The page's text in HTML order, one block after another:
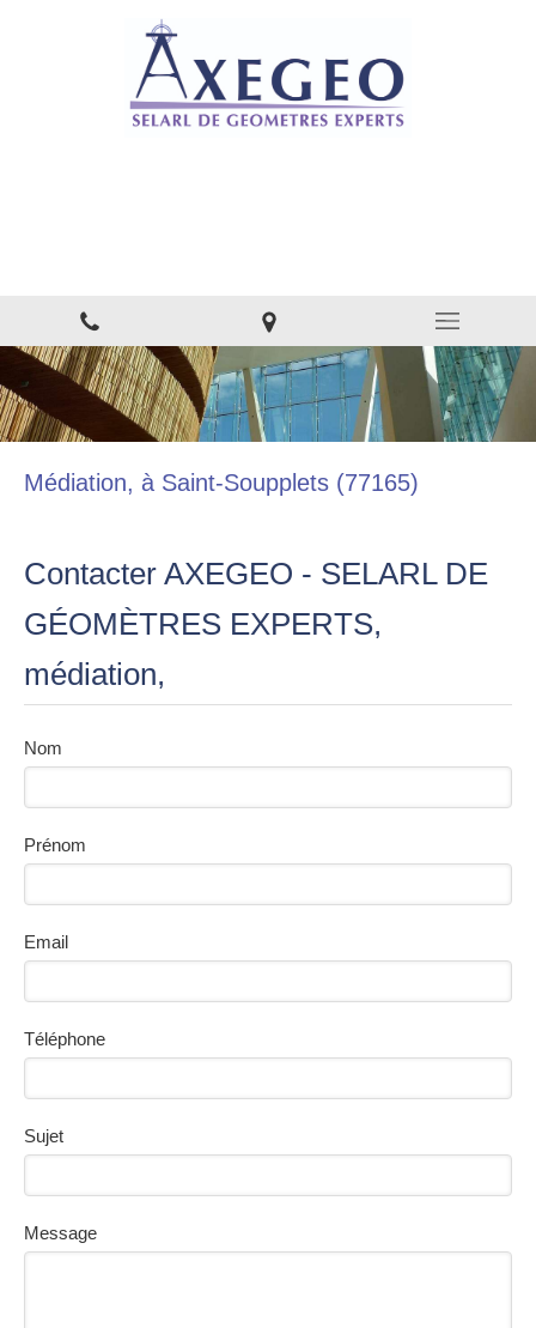
Médiation, à Saint-Soupplets (77165)
Contacter AXEGEO - SELARL DE
GÉOMÈTRES EXPERTS,
médiation,
Nom
Prénom
Email
Téléphone
Sujet
Message